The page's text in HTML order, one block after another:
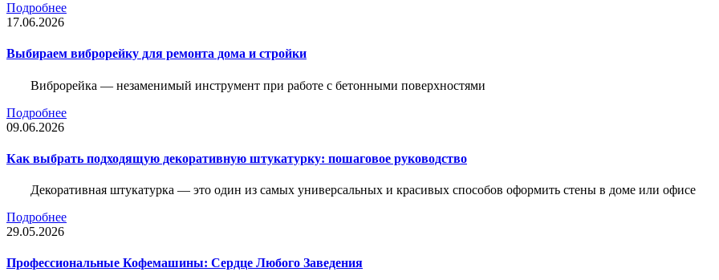
Подробнее
17.06.2026
Выбираем виброрейку для ремонта дома и стройки
Виброрейка — незаменимый инструмент при работе с бетонными поверхностями
Подробнее
09.06.2026
Как выбрать подходящую декоративную штукатурку: пошаговое руководство
Декоративная штукатурка — это один из самых универсальных и красивых способов оформить стены в доме или офисе
Подробнее
29.05.2026
Профессиональные Кофемашины: Сердце Любого Заведения